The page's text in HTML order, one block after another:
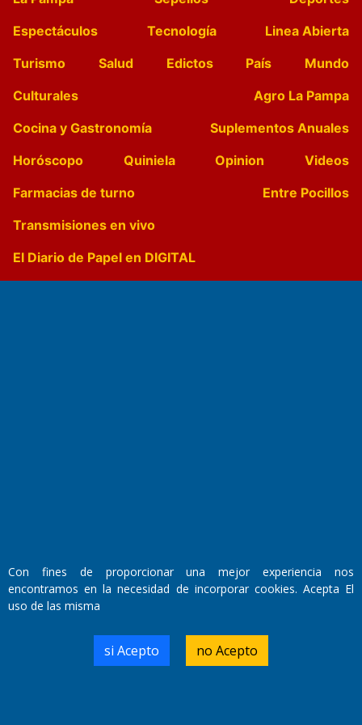
Espectáculos
Tecnología
Linea Abierta
Turismo
Salud Edictos País
Mundo
Culturales
Agro La Pampa
Cocina y Gastronomía
Suplementos Anuales
Horóscopo
Quiniela Opinion
Videos
Farmacias de turno
Entre Pocillos
Transmisiones en vivo
El Diario de Papel en DIGITAL
Walter René Goñi
Domicilio Legal: José Ingenieros 855,
Santa Rosa, La Pampa.
Número de Registro DNDA:
Con fines de proporcionar una mejor experiencia nos
encontramos en la necesidad de incorporar cookies. Acepta El
uso de las misma
si Acepto no Acepto